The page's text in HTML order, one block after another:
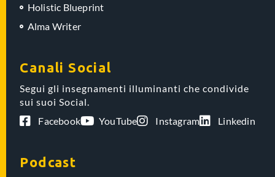
Holistic Blueprint
Alma Writer
Canali Social
Segui gli insegnamenti illuminanti che condivide
sui suoi Social.
Facebook
YouTube Instagram Linkedin
Podcast